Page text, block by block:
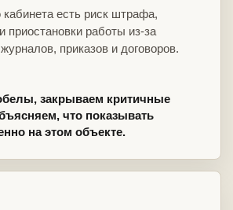
есть риск штрафа,
приостановки работы из-за
приказов и договоров.
закрываем критичные
что показывать
на этом объекте.